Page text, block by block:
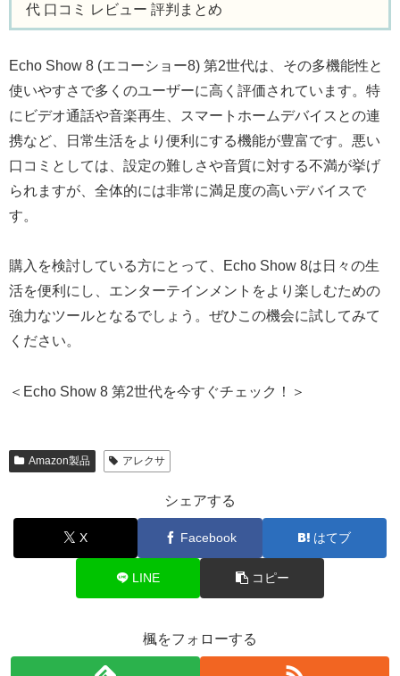
代 口コミ レビュー 評判まとめ
Echo Show 8 (エコーショー8) 第2世代は、その多機能性と
使いやすさで多くのユーザーに高く評価されています。特
にビデオ通話や音楽再生、スマートホームデバイスとの連
携など、日常生活をより便利にする機能が豊富です。悪い
口コミとしては、設定の難しさや音質に対する不満が挙げ
られますが、全体的には非常に満足度の高いデバイスで
す。
購入を検討している方にとって、Echo Show 8は日々の生
活を便利にし、エンターテインメントをより楽しむための
強力なツールとなるでしょう。ぜひこの機会に試してみて
ください。
＜Echo Show 8 第2世代を今すぐチェック！＞
Amazon製品 アレクサ
シェアする
X Facebook はてブ
LINE コピー
楓をフォローする